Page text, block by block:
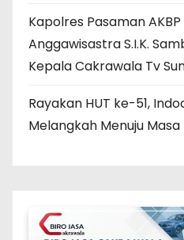
Kapolres Pasaman
Anggawisastra S.I.K.
Kepala Cakrawala Tv
Rayakan HUT ke-51,
Melangkah Menuju